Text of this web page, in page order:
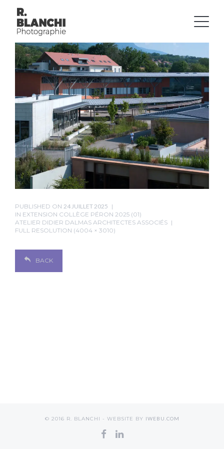
PUBLISHED ON 24 JUILLET 2025
IN EXTENSION COLLÈGE PÉRON 2025 (01)
ATELIER DIDIER DALMAS ARCHITECTES ASSOCIÉS
FULL RESOLUTION (4004 × 3010)
BACK
© 2016 R. BLANCHI - WEBSITE BY IWEBU.COM